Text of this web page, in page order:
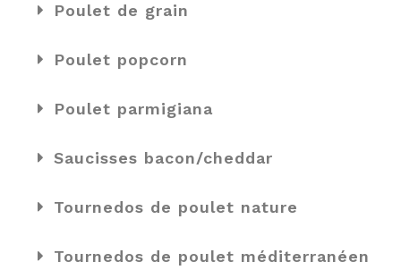
Poulet de grain
Poulet popcorn
Poulet parmigiana
Saucisses bacon/cheddar
Tournedos de poulet nature
Tournedos de poulet méditerranéen